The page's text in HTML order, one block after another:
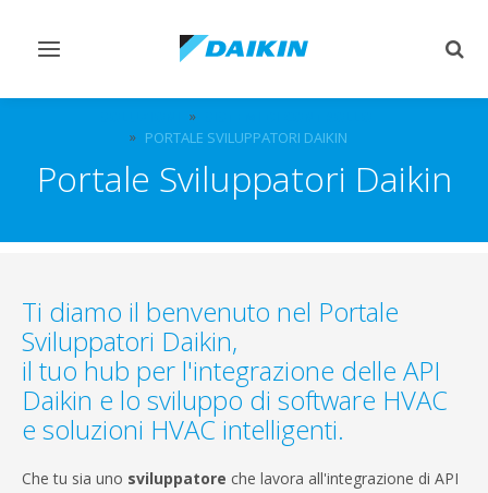
Attiva/disattiva
PORTALE SVILUPPATORI DAIKIN
Portale Sviluppatori Daikin
Ti diamo il benvenuto nel Portale
Sviluppatori Daikin,
il tuo hub per l'integrazione delle API
Daikin e lo sviluppo di software HVAC
e soluzioni HVAC intelligenti.
Che tu sia uno sviluppatore che lavora all'integrazione di API